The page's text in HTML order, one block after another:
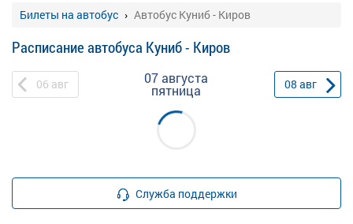
Билеты на автобус Автобус Куниб - Киров
Расписание автобуса Куниб - Киров
06 авг 07 августа
пятница 08 авг
Служба поддержки